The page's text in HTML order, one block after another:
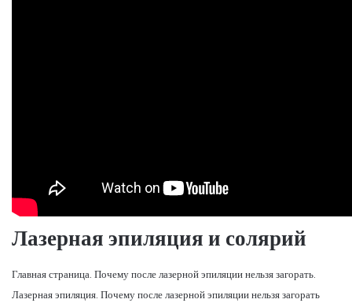
Лазерная эпиляция и солярий
Главная страница. Почему после лазерной эпиляции нельзя загорать.
Лазерная эпиляция. Почему после лазерной эпиляции нельзя загорать